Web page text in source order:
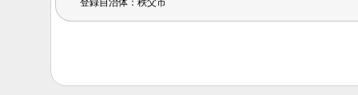
登録自治体：秩父市